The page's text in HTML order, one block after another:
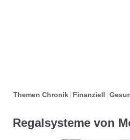
Themen Chronik Finanziell
Regalsysteme von